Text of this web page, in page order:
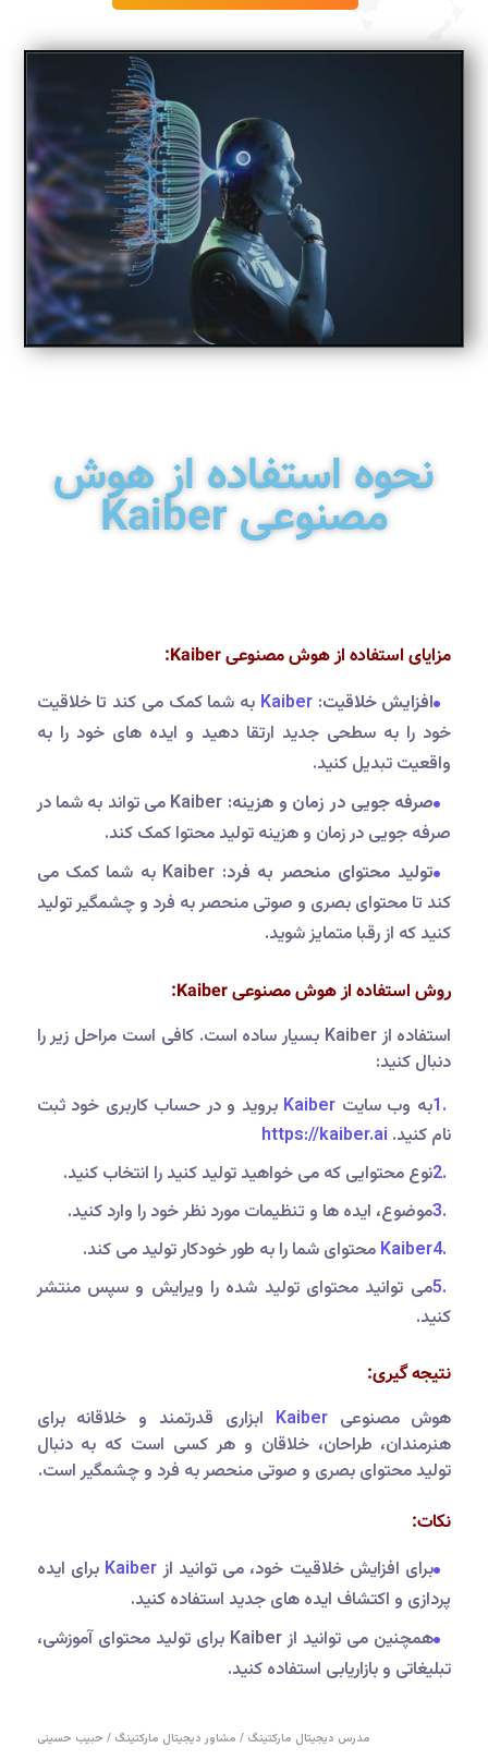
نحوه استفاده از هوش
مصنوعی Kaiber
مزایای استفاده از هوش مصنوعی Kaiber:
افزایش خلاقیت:
Kaiber به شما کمک می کند تا خلاقیت
خود را به سطحی جدید ارتقا دهید و ایده های خود را به
واقعیت تبدیل کنید.
صرفه جویی در زمان و هزینه
: Kaiber می تواند به شما در
صرفه جویی در زمان و هزینه تولید محتوا کمک کند.
تولید محتوای منحصر به فرد
: Kaiber به شما کمک می
کند تا محتوای بصری و صوتی منحصر به فرد و چشمگیر تولید
کنید که از رقبا متمایز شوید.
روش استفاده از هوش مصنوعی Kaiber:
استفاده از Kaiber بسیار ساده است. کافی است مراحل زیر را
دنبال کنید:
به وب سایت Kaiber بروید و در حساب کاربری خود ثبت
نام کنید. https://kaiber.ai
نوع محتوایی که می خواهید تولید کنید را انتخاب کنید.
موضوع، ایده ها و تنظیمات مورد نظر خود را وارد کنید.
Kaiber محتوای شما را به طور خودکار تولید می کند.
می توانید محتوای تولید شده را ویرایش و سپس منتشر
کنید.
نتیجه گیری:
هوش مصنوعیKaiber ابزاری قدرتمند و خلاقانه برای
هنرمندان، طراحان، خلاقان و هر کسی است که به دنبال
تولید محتوای بصری و صوتی منحصر به فرد و چشمگیر است.
نکات:
برای افزایش خلاقیت خود، می توانید از Kaiber برای ایده
پردازی و اکتشاف ایده های جدید استفاده کنید.
همچنین می توانید از Kaiber برای تولید محتوای آموزشی،
تبلیغاتی و بازاریابی استفاده کنید.
مدرس دیجیتال مارکتینگ / مشاور دیجیتال مارکتینگ / حبیب حسینی